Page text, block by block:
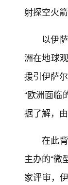
射探空火
以伊
洲在地球
援引伊萨
“欧洲面临
据了解，
在此
主办的“微
家评审，